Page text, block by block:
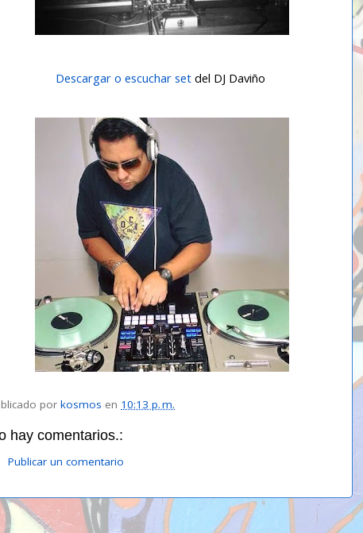
Descargar o escuchar set del DJ Daviño
por kosmos en 10:13 p. m.
hay comentarios.:
Publicar un comentario